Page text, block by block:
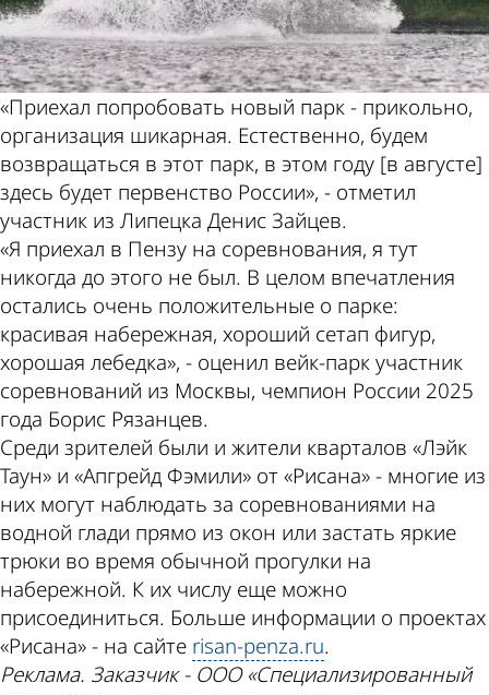
«Приехал попробовать новый парк - прикольно,
организация шикарная. Естественно, будем
возвращаться в этот парк, в этом году [в августе]
здесь будет первенство России», - отметил
участник из Липецка Денис Зайцев.
«Я приехал в Пензу на соревнования, я тут
никогда до этого не был. В целом впечатления
остались очень положительные о парке:
красивая набережная, хороший сетап фигур,
хорошая лебедка», - оценил вейк-парк участник
соревнований из Москвы, чемпион России 2025
года Борис Рязанцев.
Среди зрителей были и жители кварталов «Лэйк
Таун» и «Апгрейд Фэмили» от «Рисана» - многие из
них могут наблюдать за соревнованиями на
водной глади прямо из окон или застать яркие
трюки во время обычной прогулки на
набережной. К их числу еще можно
присоединиться. Больше информации о проектах
«Рисана» - на сайте risan-penza.ru.
Реклама. Заказчик - ООО «Специализированный